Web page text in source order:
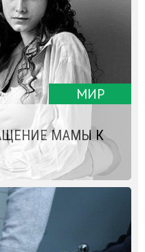
МИР
МАМЫ К